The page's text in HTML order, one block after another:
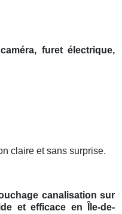
furet électrique,
claire et sans surprise.
canalisation sur
et efficace en Île-de-